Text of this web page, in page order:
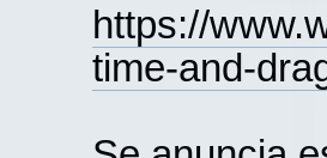
https://
time-and-